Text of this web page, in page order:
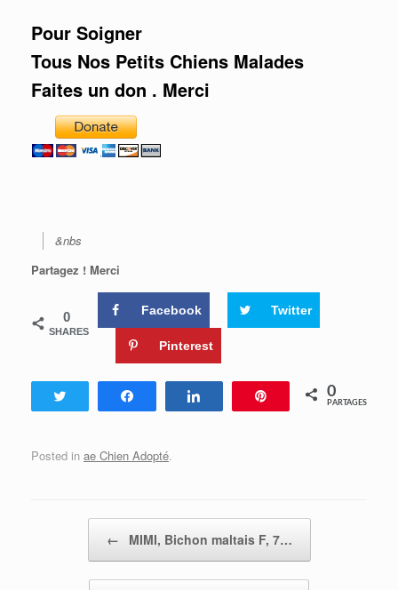
Pour Soigner
Tous Nos Petits Chiens Malades
Faites un don . Merci
&nbs
Partagez ! Merci
0
SHARES
Facebook Twitter
Pinterest
Tweetez Partagez Partagez Enregistrer
0
PARTAGES
Posted in ae Chien Adopté.
← MIMI, Bichon maltais F, 7…